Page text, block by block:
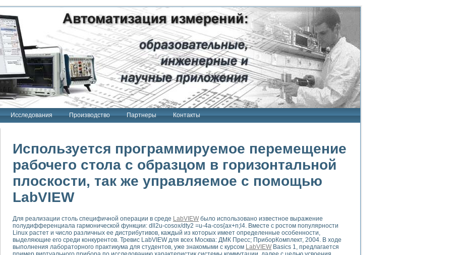
Исследования Производство Партнеры Контакты
"Сигнал-USB"
Интроскан
система
USB"
терапии серии СКАН
тензометрия и т.п.)
Используется программируемое перемещение
рабочего стола с образцом в горизонтальной
плоскости, так же управляемое с помощью
LabVIEW
Для реализации столь специфичной операции в среде LabVIEW было использовано известное выражение
полудифференциала гармонической функции: dll2u-cosox/dty2 =u-4a-cos{ax+n;l4. Вместе с ростом популярности
Linux растет и число различных ее дистрибутивов, каждый из которых имеет определенные особенности,
выделяющие его среди конкурентов. Тревис LabVIEW для всех Москва: ДМК Пресс; ПриборКомплект, 2004. В ходе
выполнения лабораторного практикума для студентов, уже знакомыми с курсом LabVIEW Basics 1, предлагается